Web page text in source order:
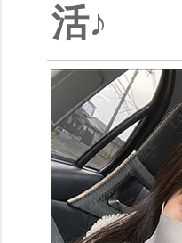
活♪